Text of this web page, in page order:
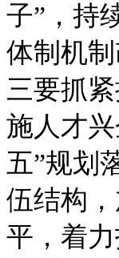
子”，持
体制机
三要抓
施人才
五”规划
伍结构
平，着